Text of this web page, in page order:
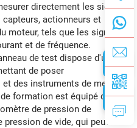
directement les signaux
actionneurs et
moteur, tels que les signaux
et de fréquence.
de test dispose d'un
de poser
des instruments de mesure.
formation est équipé de
de pression de
de vide, qui peuvent